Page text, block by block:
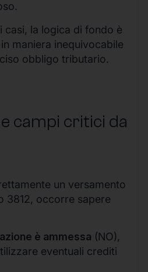
casi, la logica di fondo è
maniera inequivocabile
obbligo tributario.
campi critici da
un versamento
3812, occorre sapere
è ammessa (NO),
eventuali crediti